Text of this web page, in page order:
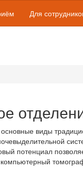
Для
виды
потенциал